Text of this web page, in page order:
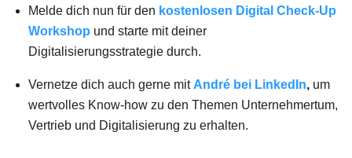
Melde dich nun für den kostenlosen Digital Check-Up
Workshop und starte mit deiner
Digitalisierungsstrategie durch.
Vernetze dich auch gerne mit André bei LinkedIn, um
wertvolles Know-how zu den Themen Unternehmertum,
Vertrieb und Digitalisierung zu erhalten.